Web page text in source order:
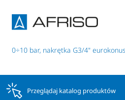
0÷10 bar, nakrętka G3/4"
Przeglądaj katalog produktów